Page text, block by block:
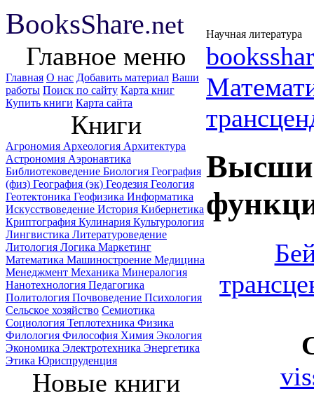
BooksShare.net Научная литература
Главное меню
Главная О нас Добавить материал Ваши
работы Поиск по сайту Карта книг
Купить книги Карта сайта
Книги
Агрономия Археология Архитектура
Астрономия Аэронавтика
Библиотековедение Биология География
(физ) География (эк) Геодезия Геология
Геотектоника Геофизика Информатика
Искусствоведение История Кибернетика
Криптография Кулинария Культурология
Лингвистика Литературоведение
Литология Логика Маркетинг
Математика Машиностроение Медицина
Менеджмент Механика Минералогия
Нанотехнология Педагогика
Политология Почвоведение Психология
Сельское хозяйство Семиотика
Социология Теплотехника Физика
Филология Философия Химия Экология
Экономика Электротехника Энергетика
Этика Юриспруденция
Новые книги